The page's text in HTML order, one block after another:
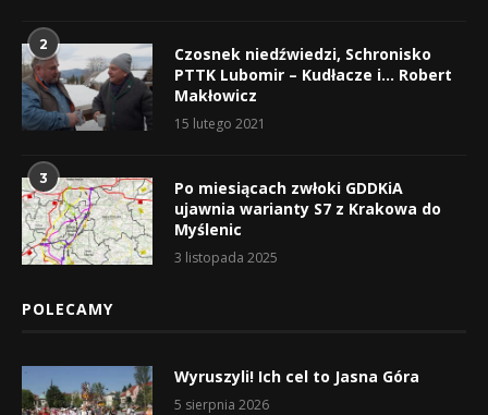
2
Czosnek niedźwiedzi, Schronisko
PTTK Lubomir – Kudłacze i… Robert
Makłowicz
15 lutego 2021
3
Po miesiącach zwłoki GDDKiA
ujawnia warianty S7 z Krakowa do
Myślenic
3 listopada 2025
POLECAMY
Wyruszyli! Ich cel to Jasna Góra
5 sierpnia 2026